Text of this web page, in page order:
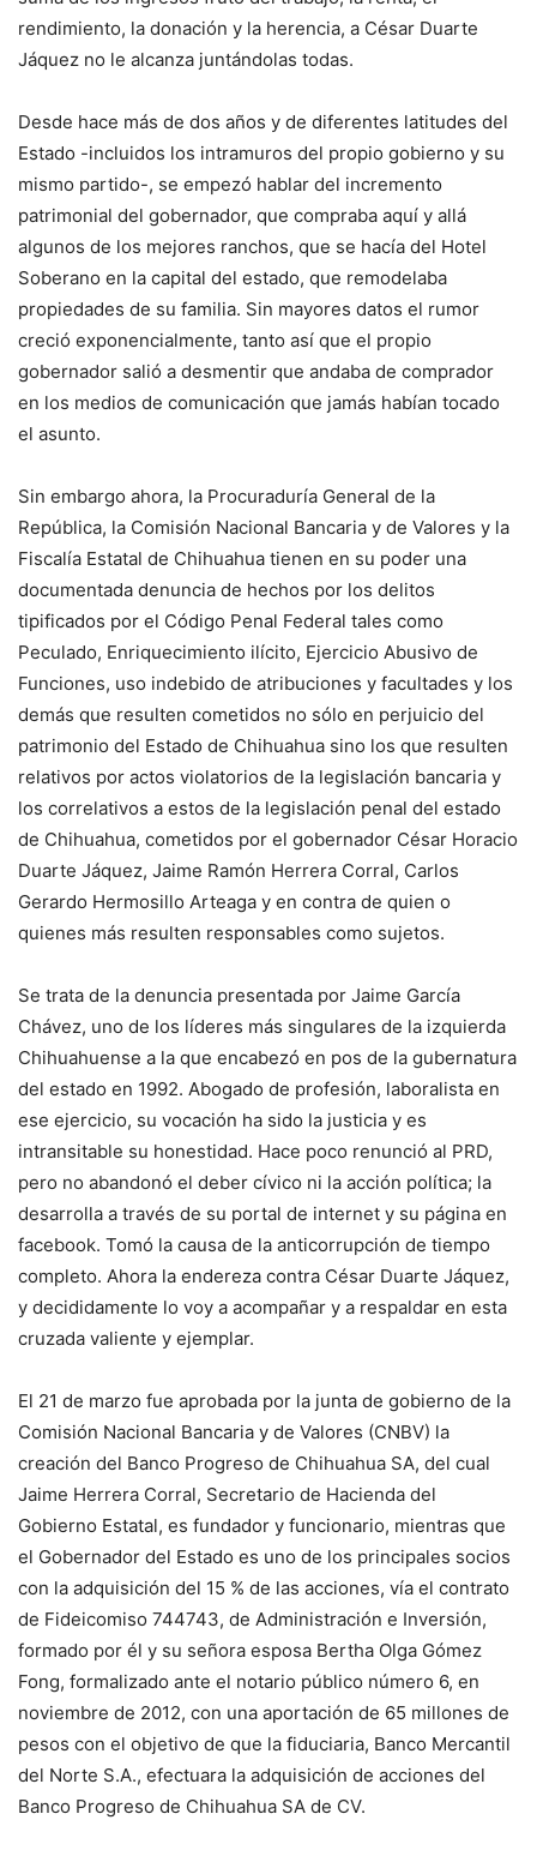
rendimiento, la donación y la herencia, a César Duarte
Jáquez no le alcanza juntándolas todas.
Desde hace más de dos años y de diferentes latitudes del
Estado -incluidos los intramuros del propio gobierno y su
mismo partido-, se empezó hablar del incremento
patrimonial del gobernador, que compraba aquí y allá
algunos de los mejores ranchos, que se hacía del Hotel
Soberano en la capital del estado, que remodelaba
propiedades de su familia. Sin mayores datos el rumor
creció exponencialmente, tanto así que el propio
gobernador salió a desmentir que andaba de comprador
en los medios de comunicación que jamás habían tocado
el asunto.
Sin embargo ahora, la Procuraduría General de la
República, la Comisión Nacional Bancaria y de Valores y la
Fiscalía Estatal de Chihuahua tienen en su poder una
documentada denuncia de hechos por los delitos
tipificados por el Código Penal Federal tales como
Peculado, Enriquecimiento ilícito, Ejercicio Abusivo de
Funciones, uso indebido de atribuciones y facultades y los
demás que resulten cometidos no sólo en perjuicio del
patrimonio del Estado de Chihuahua sino los que resulten
relativos por actos violatorios de la legislación bancaria y
los correlativos a estos de la legislación penal del estado
de Chihuahua, cometidos por el gobernador César Horacio
Duarte Jáquez, Jaime Ramón Herrera Corral, Carlos
Gerardo Hermosillo Arteaga y en contra de quien o
quienes más resulten responsables como sujetos.
Se trata de la denuncia presentada por Jaime García
Chávez, uno de los líderes más singulares de la izquierda
Chihuahuense a la que encabezó en pos de la gubernatura
del estado en 1992. Abogado de profesión, laboralista en
ese ejercicio, su vocación ha sido la justicia y es
intransitable su honestidad. Hace poco renunció al PRD,
pero no abandonó el deber cívico ni la acción política; la
desarrolla a través de su portal de internet y su página en
facebook. Tomó la causa de la anticorrupción de tiempo
completo. Ahora la endereza contra César Duarte Jáquez,
y decididamente lo voy a acompañar y a respaldar en esta
cruzada valiente y ejemplar.
El 21 de marzo fue aprobada por la junta de gobierno de la
Comisión Nacional Bancaria y de Valores (CNBV) la
creación del Banco Progreso de Chihuahua SA, del cual
Jaime Herrera Corral, Secretario de Hacienda del
Gobierno Estatal, es fundador y funcionario, mientras que
el Gobernador del Estado es uno de los principales socios
con la adquisición del 15 % de las acciones, vía el contrato
de Fideicomiso 744743, de Administración e Inversión,
formado por él y su señora esposa Bertha Olga Gómez
Fong, formalizado ante el notario público número 6, en
noviembre de 2012, con una aportación de 65 millones de
pesos con el objetivo de que la fiduciaria, Banco Mercantil
del Norte S.A., efectuara la adquisición de acciones del
Banco Progreso de Chihuahua SA de CV.